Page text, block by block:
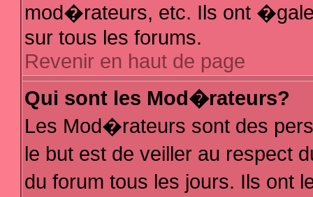
mod�rateurs, etc. Ils ont
sur tous les forums.
Revenir en haut de page
Qui sont les Mod�rateurs?
Les Mod�rateurs sont des
le but est de veiller au respect
du forum tous les jours. Ils ont